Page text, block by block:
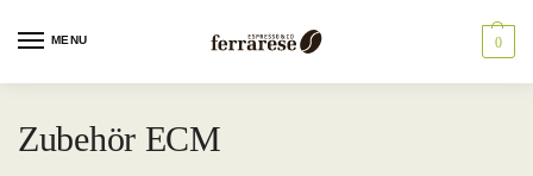
MENU 0
Zubehör ECM